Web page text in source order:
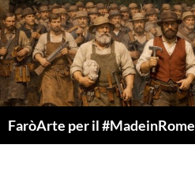
Vai
al
contenuto
FaròArte per il #MadeinRome